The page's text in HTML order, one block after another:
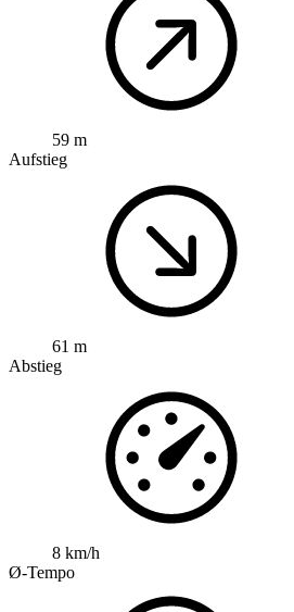
59 m
Aufstieg
61 m
Abstieg
8 km/h
Ø-Tempo